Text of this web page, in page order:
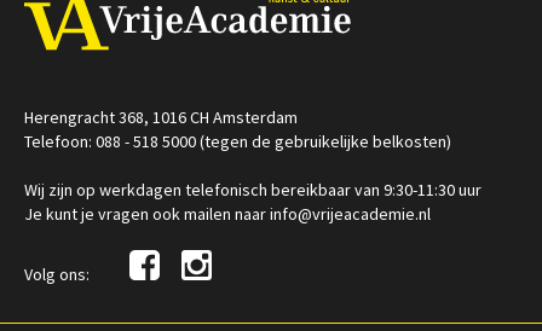
Herengracht 368, 1016 CH Amsterdam
Telefoon: 088 - 518 5000 (tegen de gebruikelijke belkosten)
Wij zijn op werkdagen telefonisch bereikbaar van 9:30-11:30 uur
Je kunt je vragen ook mailen naar info@vrijeacademie.nl
Volg ons: